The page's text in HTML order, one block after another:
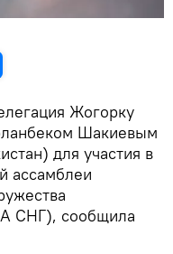
Жогорку
Шакиевым
для участия в
ассамблеи
СНГ), сообщила